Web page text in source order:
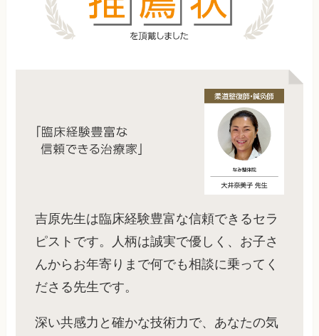
吉原先生は臨床経験豊富な信頼できるセラ
ピストです。人柄は誠実で優しく、お子さ
んからお年寄りまで何でも相談に乗ってく
ださる先生です。
深い共感力と確かな技術力で、あなたの気